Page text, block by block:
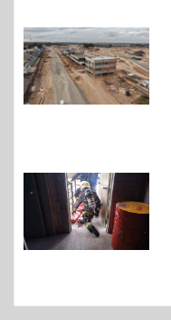
n
t
r
d
a